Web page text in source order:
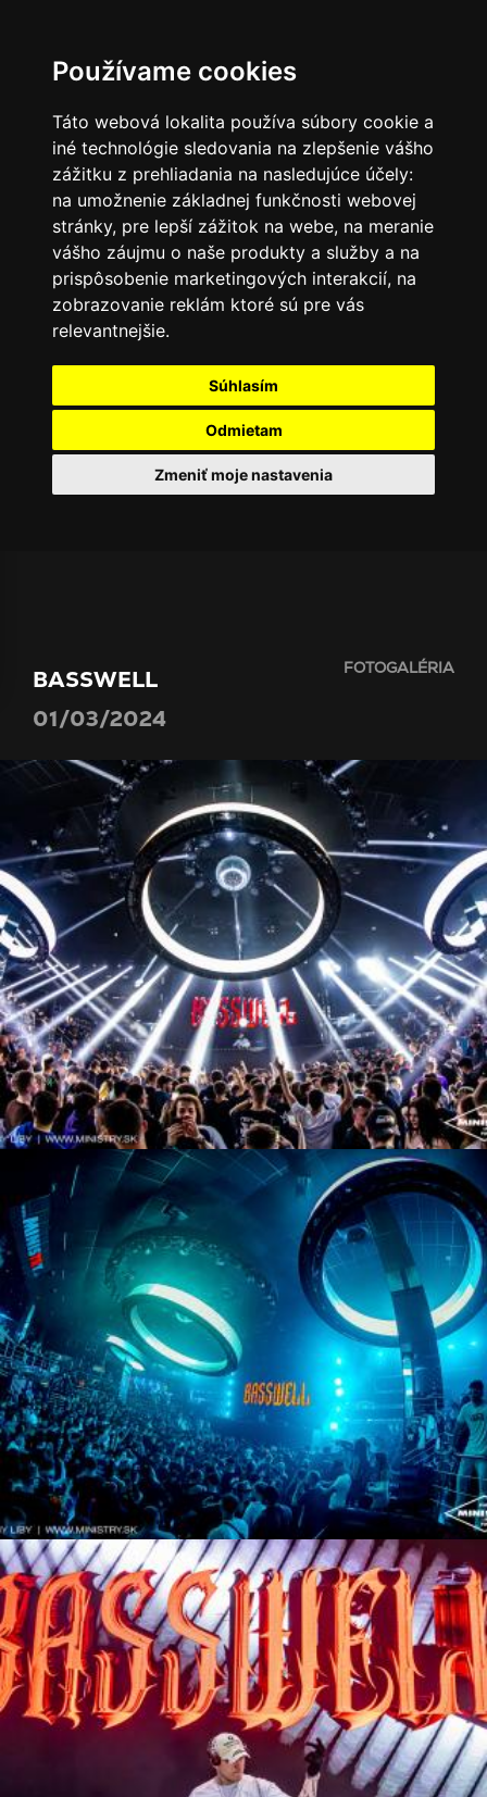
Používame cookies
Táto webová lokalita používa súbory cookie a
iné technológie sledovania na zlepšenie vášho
zážitku z prehliadania na nasledujúce účely:
na umožnenie základnej funkčnosti webovej
stránky, pre lepší zážitok na webe, na meranie
vášho záujmu o naše produkty a služby a na
prispôsobenie marketingových interakcií, na
zobrazovanie reklám ktoré sú pre vás
relevantnejšie.
Súhlasím
Odmietam
Zmeniť moje nastavenia
BASSWELL
01/03/2024
FOTOGALÉRIA